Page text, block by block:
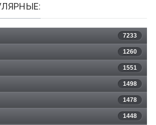
7233
1260
1551
1498
1478
1448